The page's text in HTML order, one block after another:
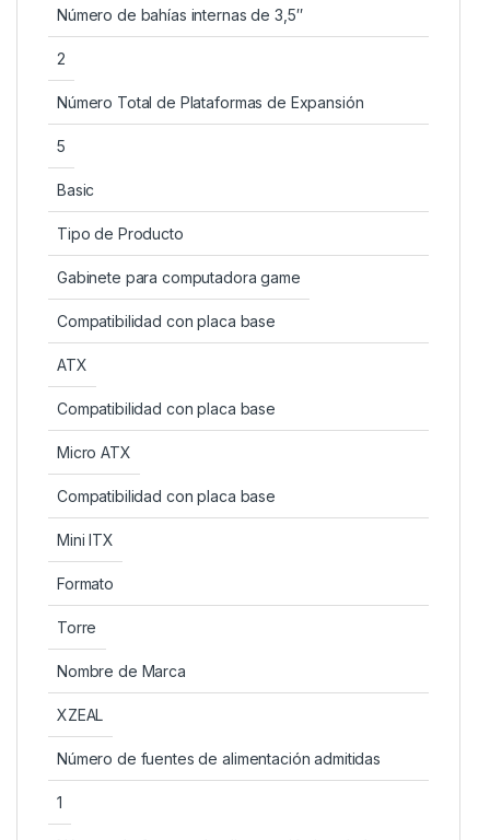
Número de bahías internas de 3,5″
2
Número Total de Plataformas de Expansión
5
Basic
Tipo de Producto
Gabinete para computadora game
Compatibilidad con placa base
ATX
Compatibilidad con placa base
Micro ATX
Compatibilidad con placa base
Mini ITX
Formato
Torre
Nombre de Marca
XZEAL
Número de fuentes de alimentación admitidas
1